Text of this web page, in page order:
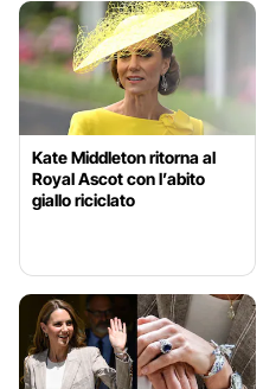
Kate Middleton ritorna al
Royal Ascot con l’abito
giallo riciclato